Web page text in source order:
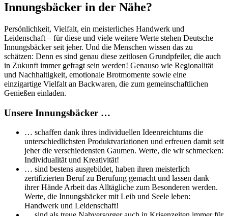
Innungsbäcker in der Nähe?
Persönlichkeit, Vielfalt, ein meisterliches Handwerk und
Leidenschaft – für diese und viele weitere Werte stehen Deutsche
Innungsbäcker seit jeher. Und die Menschen wissen das zu
schätzen: Denn es sind genau diese zeitlosen Grundpfeiler, die auch
in Zukunft immer gefragt sein werden! Genauso wie Regionalität
und Nachhaltigkeit, emotionale Brotmomente sowie eine
einzigartige Vielfalt an Backwaren, die zum gemeinschaftlichen
Genießen einladen.
Unsere Innungsbäcker …
… schaffen dank ihres individuellen Ideenreichtums die
unterschiedlichsten Produktvariationen und erfreuen damit seit
jeher die verschiedensten Gaumen. Werte, die wir schmecken:
Individualität und Kreativität!
… sind bestens ausgebildet, haben ihren meisterlich
zertifizierten Beruf zu Berufung gemacht und lassen dank
ihrer Hände Arbeit das Alltägliche zum Besonderen werden.
Werte, die Innungsbäcker mit Leib und Seele leben:
Handwerk und Leidenschaft!